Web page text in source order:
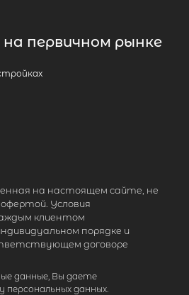
первичном рынке
на настоящем сайте, не
Условия
клиентом
порядке и
договоре
данные, Вы даете
персональных данных.